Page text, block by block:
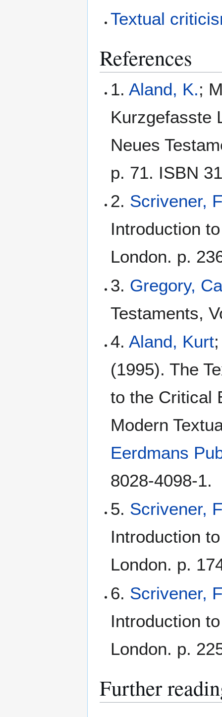
Textual
References
1. Aland, K.;
Kurzgefasste
Neues
p. 71. ISBN
2. Scrivener,
Introduction
London. p.
3. Gregory,
Testaments,
4.Aland, Kurt
(1995). The
to the Critical
Modern
Eerdmans
8028-4098-1.
5. Scrivener,
Introduction
London. p.
6. Scrivener,
Introduction
London. p.
Further